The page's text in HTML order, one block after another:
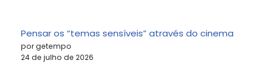
Pensar os “temas sensíveis” através do cinema
por getempo
24 de julho de 2026